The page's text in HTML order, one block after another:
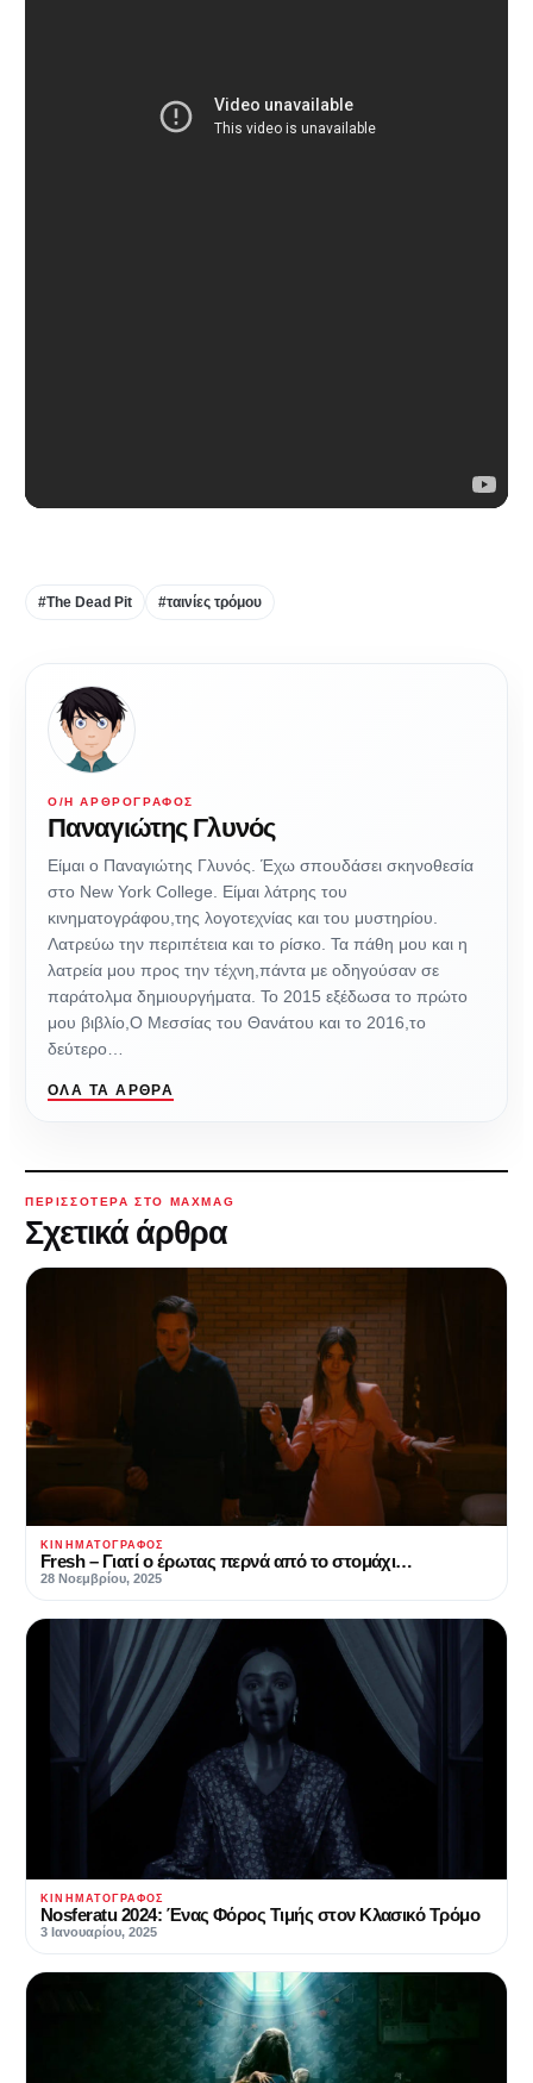
#The Dead Pit #ταινίες τρόμου
Ο/Η ΑΡΘΡΟΓΡΆΦΟΣ
Παναγιώτης Γλυνός
Είμαι ο Παναγιώτης Γλυνός. Έχω σπουδάσει σκηνοθεσία
στο New York College. Είμαι λάτρης του
κινηματογράφου,της λογοτεχνίας και του μυστηρίου.
Λατρεύω την περιπέτεια και το ρίσκο. Τα πάθη μου και η
λατρεία μου προς την τέχνη,πάντα με οδηγούσαν σε
παράτολμα δημιουργήματα. Το 2015 εξέδωσα το πρώτο
μου βιβλίο,Ο Μεσσίας του Θανάτου και το 2016,το
δεύτερο…
ΌΛΑ ΤΑ ΆΡΘΡΑ
ΠΕΡΙΣΣΌΤΕΡΑ ΣΤΟ MAXMAG
Σχετικά άρθρα
ΚΙΝΗΜΑΤΟΓΡΆΦΟΣ
Fresh – Γιατί ο έρωτας περνά από το στομάχι…
28 Νοεμβρίου, 2025
ΚΙΝΗΜΑΤΟΓΡΆΦΟΣ
Nosferatu 2024: Ένας Φόρος Τιμής στον Κλασικό Τρόμο
3 Ιανουαρίου, 2025